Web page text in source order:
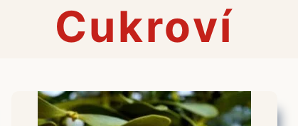
Cukroví